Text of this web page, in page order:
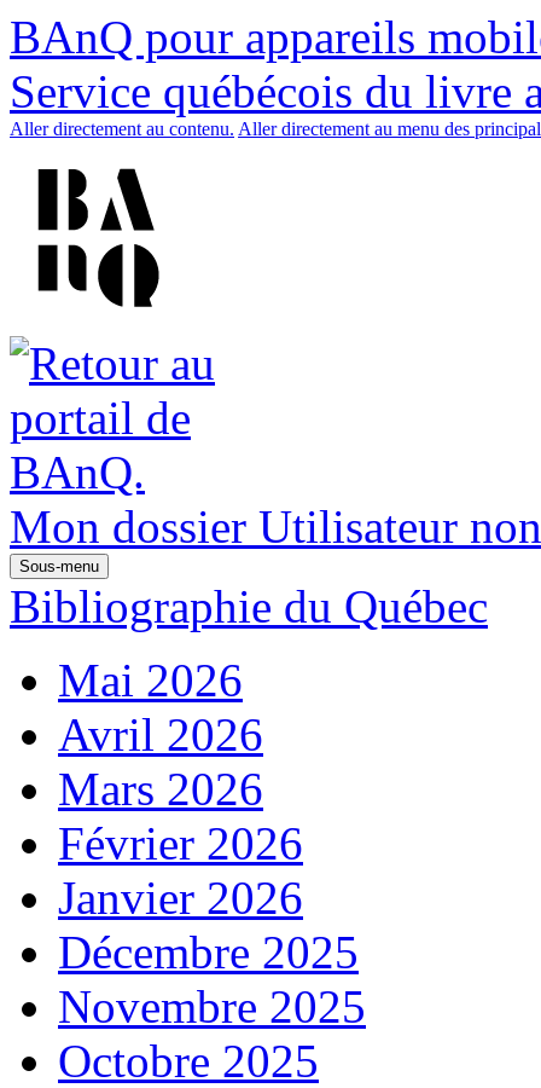
BAnQ pour appareils
Service québécois du livre
Aller directement au contenu. Aller directement au menu des
Mon dossier Utilisateur
Sous-menu
Bibliographie du Québec
Mai 2026
Avril 2026
Mars 2026
Février 2026
Janvier 2026
Décembre 2025
Novembre 2025
Octobre 2025